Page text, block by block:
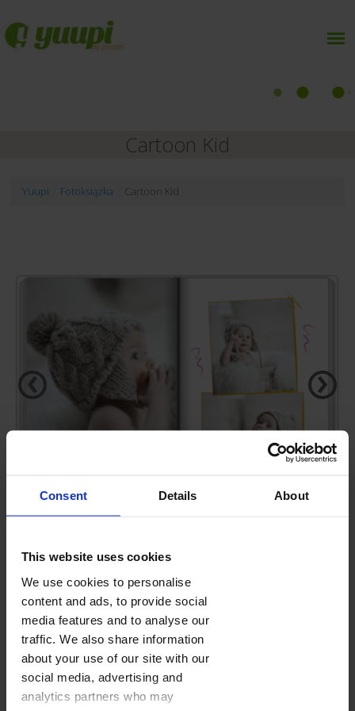
Consent Details About
This website uses cookies
We use cookies to personalise
content and ads, to provide social
media features and to analyse our
traffic. We also share information
about your use of our site with our
social media, advertising and
analytics partners who may
Cartoon Kid
Yuupi Fotoksiążka Cartoon Kid
‹ ›
FOTOKSIĄŻKA(28-160 STRON)
Kolejne strony dodasz w edytorze w trakcie projektowania.
Cennik